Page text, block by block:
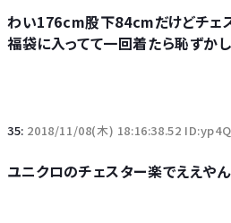
わい176cm股下84cmだけどチェ
福袋に入ってて一回着たら恥ずか
35: 2018/11/08(木) 18:16:38.52
ユニクロのチェスター楽でええやん